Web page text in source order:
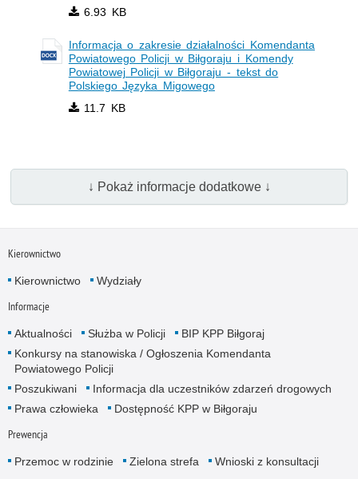
6.93 KB
Informacja o zakresie działalności Komendanta
Powiatowego Policji w Biłgoraju i Komendy
Powiatowej Policji w Biłgoraju - tekst do
Polskiego Języka Migowego
11.7 KB
↓ Pokaż informacje dodatkowe ↓
Kierownictwo
Kierownictwo Wydziały
Informacje
Aktualności Służba w Policji
BIP KPP Biłgoraj
Konkursy na stanowiska / Ogłoszenia Komendanta
Powiatowego Policji
Poszukiwani
Informacja dla uczestników zdarzeń drogowych
Prawa człowieka
Dostępność KPP w Biłgoraju
Prewencja
Przemoc w rodzinie Zielona strefa Wnioski z konsultacji